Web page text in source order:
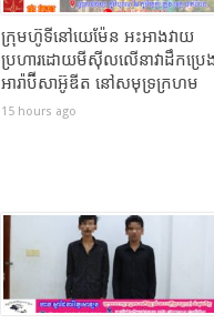
ក្រុមហ៊ូទីនៅយេម៉ែន អះអាងវាយ
ប្រហារដោយមីស៊ីលលើនាវាដឹកប្រេ
អារ៉ាប៊ីសាអ៊ូឌីត នៅសមុទ្រក្រហម
15 hours ago